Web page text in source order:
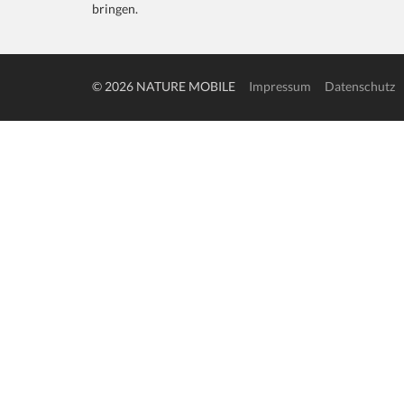
bringen.
© 2026 NATURE MOBILE Impressum Datenschutz